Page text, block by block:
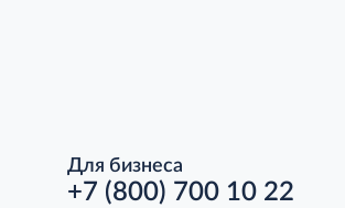
Для бизнеса
+7 (800) 700 10 22